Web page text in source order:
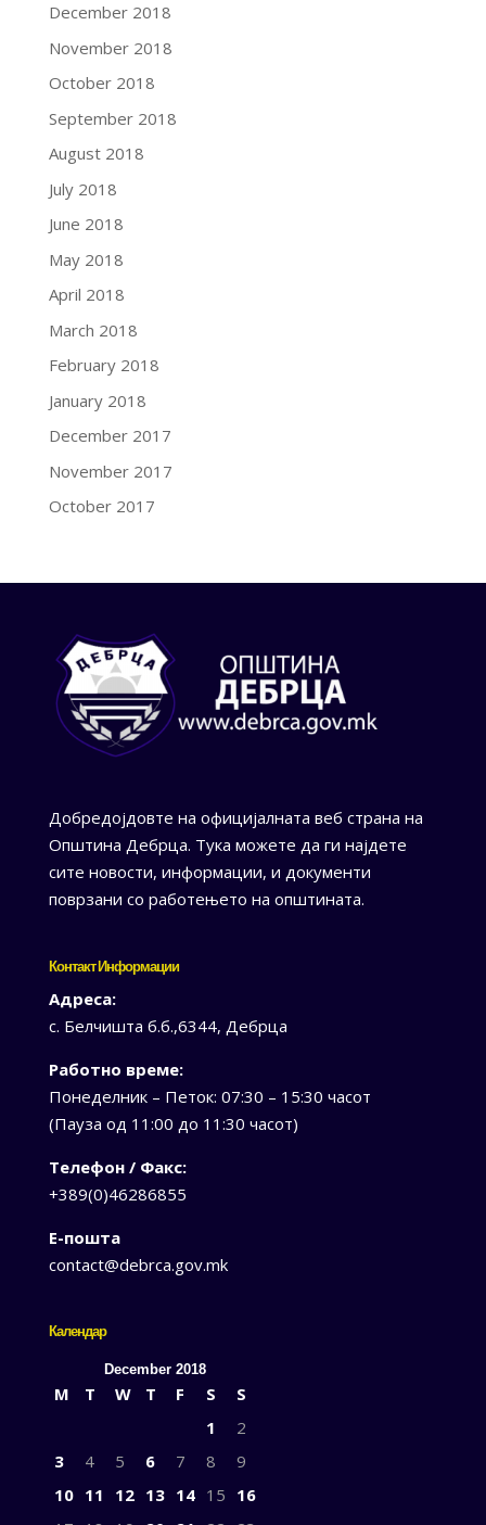
December 2018
November 2018
October 2018
September 2018
August 2018
July 2018
June 2018
May 2018
April 2018
March 2018
February 2018
January 2018
December 2017
November 2017
October 2017
Добредојдовте на официјалната веб страна на
Општина Дебрца. Тука можете да ги најдете
сите новости, информации, и документи
поврзани со работењето на општината.
Контакт Информации
Адреса:
с. Белчишта б.б.,6344, Дебрца
Работно време:
Понеделник – Петок: 07:30 – 15:30 часот
(Пауза од 11:00 до 11:30 часот)
Телефон / Факс:
+389(0)46286855
Е-пошта
contact@debrca.gov.mk
Календар
December 2018
M T W T F S
S
1
2
3
4 5 6 7 8
9
10 11 12 13 14 15 16